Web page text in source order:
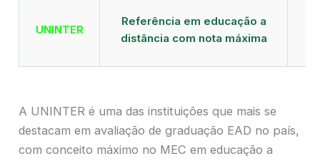
UNINTER
Referência em educação a
distância com nota máxima
A UNINTER é uma das instituições que mais se
destacam em avaliação de graduação EAD no país,
com conceito máximo no MEC em educação a